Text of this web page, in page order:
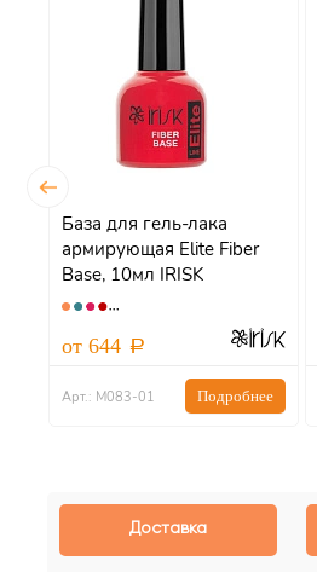
База для гель-лака
армирующая Elite Fiber
Base, 10мл IRISK
от 644
Арт.: М083-01 Подробнее
Доставка